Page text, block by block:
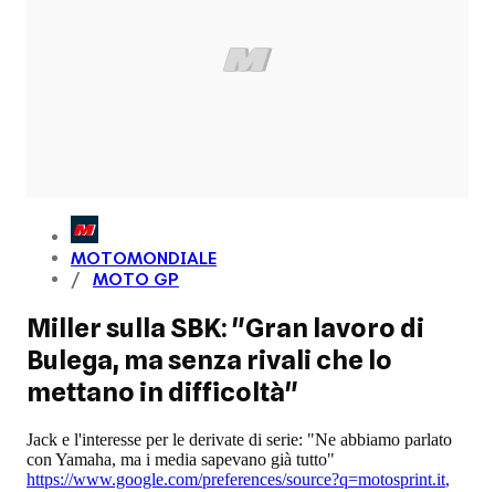
MOTOMONDIALE
MOTO GP
Miller sulla SBK: "Gran lavoro di
Bulega, ma senza rivali che lo
mettano in difficoltà"
Jack e l'interesse per le derivate di serie: "Ne abbiamo parlato
con Yamaha, ma i media sapevano già tutto"
https://www.google.com/preferences/source?q=motosprint.it,